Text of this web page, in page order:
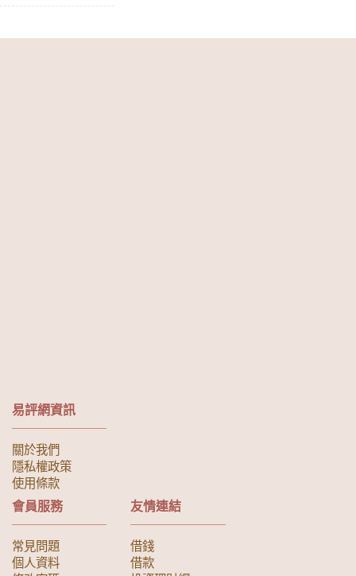
易評網資訊
關於我們
隱私權政策
使用條款
會員服務
常見問題
個人資料
友情連結
借錢
借款